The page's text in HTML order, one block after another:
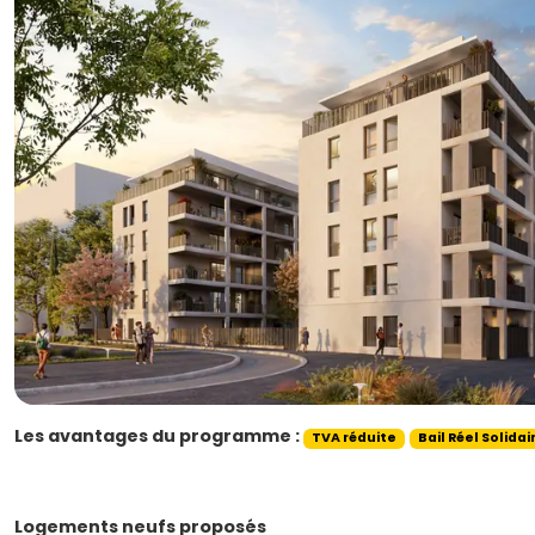
Les avantages du programme : TVA réduite Bail Réel
Logements neufs proposés